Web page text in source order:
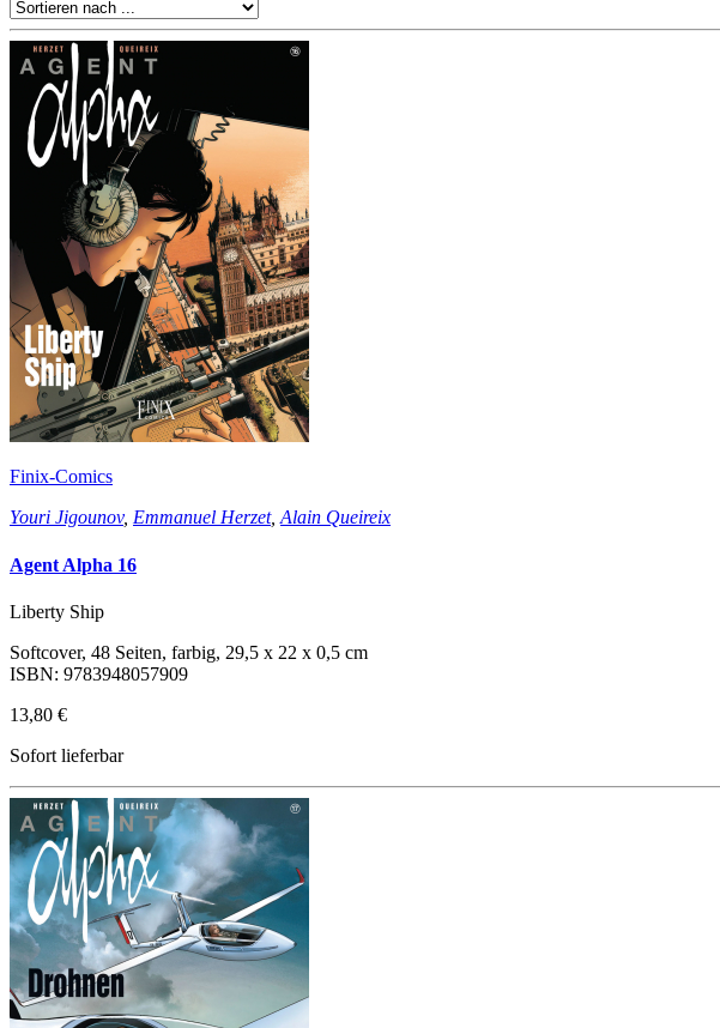
Finix-Comics
Youri Jigounov, Emmanuel Herzet,Alain Queireix
Agent Alpha 16
Liberty Ship
Softcover, 48 Seiten, farbig, 29,5 x 22 x 0,5 cm
ISBN: 9783948057909
13,80 €
Sofort lieferbar